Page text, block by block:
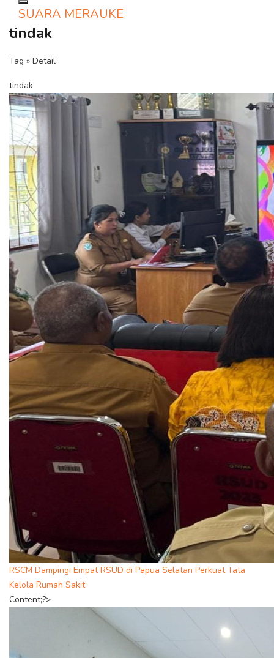
Toggle navigation
SUARA MERAUKE
tindak
Tag » Detail
tindak
RSCM Dampingi Empat RSUD di Papua Selatan Perkuat Tata
Kelola Rumah Sakit
Content;?>